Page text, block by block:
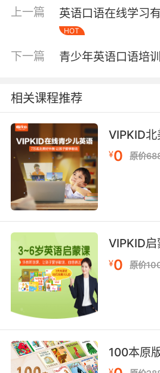
习。在学习频次上，家长要
水平以及孩子的理解能力
次。太多的学习会造成孩子
的想象，孩子还没有消化了
度和吸收能力，选择适合孩
能对孩子的英语学习有所帮
第二要注意学习的方法。每
格，在学习方法上也不是所
于自己的孩子。家长可以根
如，有的孩子总是粗心大意
以从小事上就培养孩子细心
解能力比较差，家长就应该
学习过的内容，帮助孩子完
等等。
其实每一个孩子在学习上都
儿英语在线学习上也不例外
上一篇 英语口语在线学习
HOT
下一篇 青少年英语口语培
相关课程推荐
VIPKID
¥0 原价
VIPKID
¥0 原价
100本原